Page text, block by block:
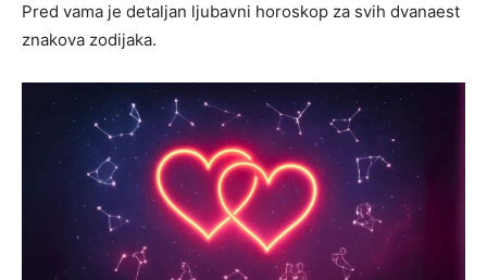
Pred vama je detaljan ljubavni horoskop za svih dvanaest
znakova zodijaka.